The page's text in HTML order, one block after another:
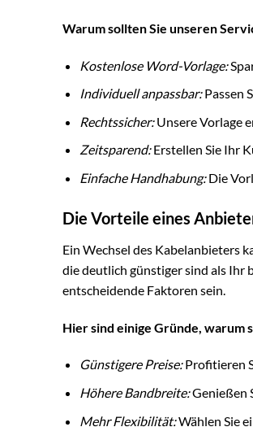
Warum sollten Sie unseren
Kostenlose Word-Vorlage:
Individuell anpassbar:Passen
Rechtssicher:Unsere Vorlage
Zeitsparend:Erstellen Sie Ihr
Einfache Handhabung:Die
Die Vorteile eines
Ein Wechsel des Kabelanbieters
die deutlich günstiger sind als Ihr
entscheidende Faktoren sein.
Hier sind einige Gründe, warum
Günstigere Preise:Profitieren
Höhere Bandbreite:Genießen
Mehr Flexibilität:Wählen Sie